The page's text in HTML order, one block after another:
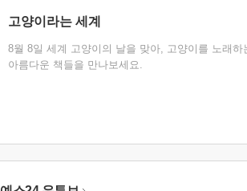
고양이라는 세계
8월 8일 세계 고양이의 날을 맞아, 고양이를 노래하
아름다운 책들을 만나보세요.